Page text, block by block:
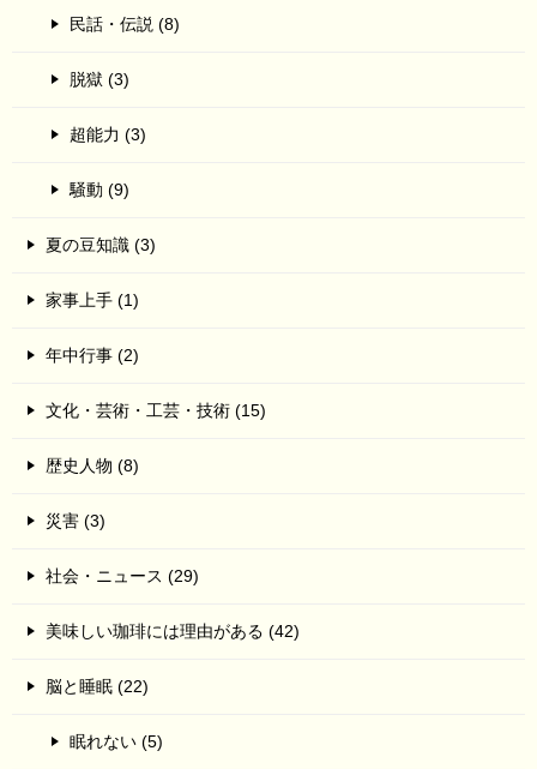
民話・伝説 (8)
脱獄 (3)
超能力 (3)
騒動 (9)
夏の豆知識 (3)
家事上手 (1)
年中行事 (2)
文化・芸術・工芸・技術 (15)
歴史人物 (8)
災害 (3)
社会・ニュース (29)
美味しい珈琲には理由がある (42)
脳と睡眠 (22)
眠れない (5)